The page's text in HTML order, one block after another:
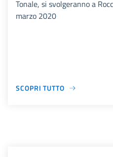
Tonale, si svolgeranno a
marzo 2020
SCOPRI TUTTO